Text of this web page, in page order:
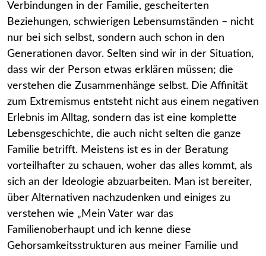
Verbindungen in der Familie, gescheiterten
Beziehungen, schwierigen Lebensumständen – nicht
nur bei sich selbst, sondern auch schon in den
Generationen davor. Selten sind wir in der Situation,
dass wir der Person etwas erklären müssen; die
verstehen die Zusammenhänge selbst. Die Affinität
zum Extremismus entsteht nicht aus einem negativen
Erlebnis im Alltag, sondern das ist eine komplette
Lebensgeschichte, die auch nicht selten die ganze
Familie betrifft. Meistens ist es in der Beratung
vorteilhafter zu schauen, woher das alles kommt, als
sich an der Ideologie abzuarbeiten. Man ist bereiter,
über Alternativen nachzudenken und einiges zu
verstehen wie „Mein Vater war das
Familienoberhaupt und ich kenne diese
Gehorsamkeitsstrukturen aus meiner Familie und